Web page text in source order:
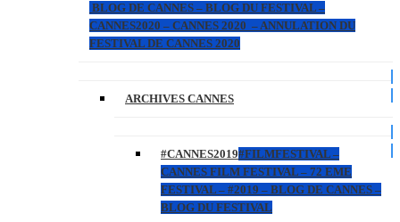
BLOG DE CANNES – BLOG DU FESTIVAL –
CANNES2020 – CANNES 2020 – ANNULATION DU
FESTIVAL DE CANNES 2020
ARCHIVES CANNES
#CANNES2019#FILMFESTIVAL –
CANNES FILM FESTIVAL – 72 EME
FESTIVAL – #2019 – BLOG DE CANNES –
BLOG DU FESTIVAL